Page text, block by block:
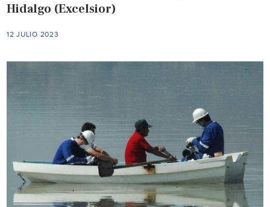
Hidalgo (Excelsior)
12 JULIO 2023